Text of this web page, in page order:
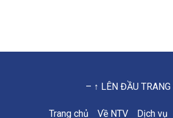
– ↑ LÊN ĐẦU TRANG
Trang chủ Về NTV Dịch vụ